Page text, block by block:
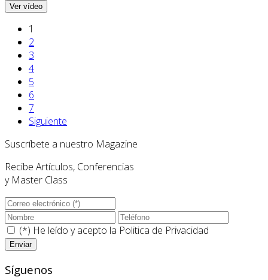
Ver vídeo
1
2
3
4
5
6
7
Siguiente
Suscríbete a nuestro Magazine
Recibe Artículos, Conferencias
y Master Class
(*) He leído y acepto la Politica de Privacidad
Síguenos